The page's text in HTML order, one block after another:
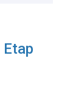
Etap